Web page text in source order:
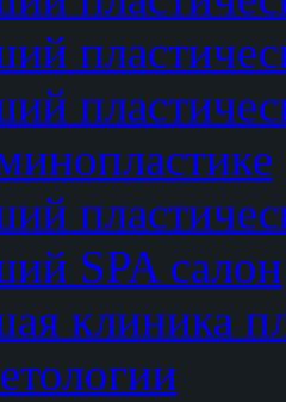
SPA салон
клиника